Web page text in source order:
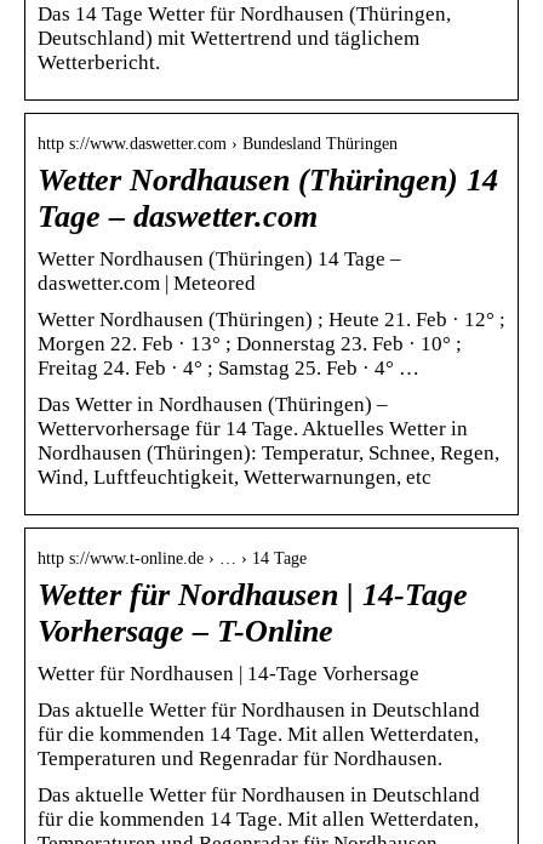
Das 14 Tage Wetter für Nordhausen (Thüringen,
Deutschland) mit Wettertrend und täglichem
Wetterbericht.
http s://www.daswetter.com › Bundesland Thüringen
Wetter Nordhausen (Thüringen) 14
Tage – daswetter.com
Wetter Nordhausen (Thüringen) 14 Tage –
daswetter.com | Meteored
Wetter Nordhausen (Thüringen) ; Heute 21. Feb · 12° ;
Morgen 22. Feb · 13° ; Donnerstag 23. Feb · 10° ;
Freitag 24. Feb · 4° ; Samstag 25. Feb · 4° …
Das Wetter in Nordhausen (Thüringen) –
Wettervorhersage für 14 Tage. Aktuelles Wetter in
Nordhausen (Thüringen): Temperatur, Schnee, Regen,
Wind, Luftfeuchtigkeit, Wetterwarnungen, etc
http s://www.t-online.de › … › 14 Tage
Wetter für Nordhausen | 14-Tage
Vorhersage – T-Online
Wetter für Nordhausen | 14-Tage Vorhersage
Das aktuelle Wetter für Nordhausen in Deutschland
für die kommenden 14 Tage. Mit allen Wetterdaten,
Temperaturen und Regenradar für Nordhausen.
Das aktuelle Wetter für Nordhausen in Deutschland
für die kommenden 14 Tage. Mit allen Wetterdaten,